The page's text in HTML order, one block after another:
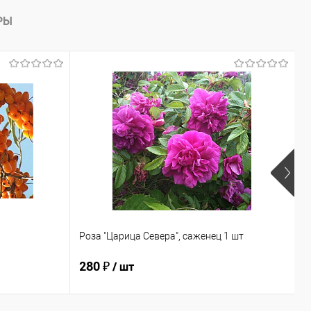
Роза "Царица Севера", саженец 1 шт
280 ₽/ шт